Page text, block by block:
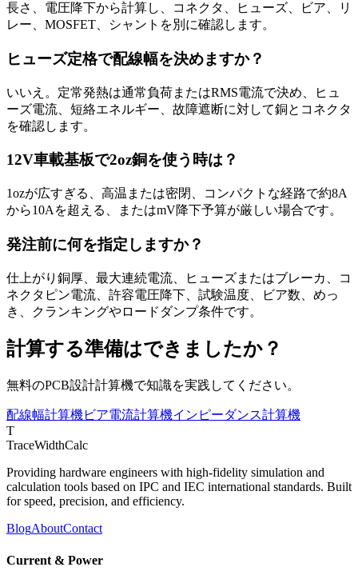
長さ、電圧降下から計算し、コネクタ、ヒューズ、ビア、リ
レー、MOSFET、シャントを別に確認します。
ヒューズ定格で配線幅を決めますか？
いいえ。定常発熱は通常負荷またはRMS電流で決め、ヒュ
ーズ電流、短絡エネルギー、故障遮断に対して銅とコネクタ
を確認します。
12V車載基板で2oz銅を使う時は？
1ozが広すぎる、高温または密閉、コンパクトな経路で約8A
から10Aを超える、またはmV降下予算が厳しい場合です。
発注前に何を指定しますか？
仕上がり銅厚、最大連続電流、ヒューズまたはブレーカ、コ
ネクタピン電流、許容電圧降下、試験温度、ビア数、めっ
き、クランキングやロードダンプ条件です。
計算する準備はできましたか？
無料のPCB設計計算機で知識を実践してください。
配線幅計算機ビア電流計算機インピーダンス計算機
T
TraceWidthCalc
Providing hardware engineers with high-fidelity simulation and
calculation tools based on IPC and IEC international standards. Built
for speed, precision, and efficiency.
BlogAboutContact
Current & Power